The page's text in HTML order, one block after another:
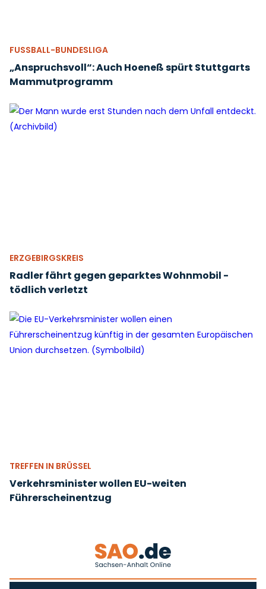
FUSSBALL-BUNDESLIGA
„Anspruchsvoll“: Auch Hoeneß spürt Stuttgarts
Mammutprogramm
ERZGEBIRGSKREIS
Radler fährt gegen geparktes Wohnmobil -
tödlich verletzt
TREFFEN IN BRÜSSEL
Verkehrsminister wollen EU-weiten
Führerscheinentzug